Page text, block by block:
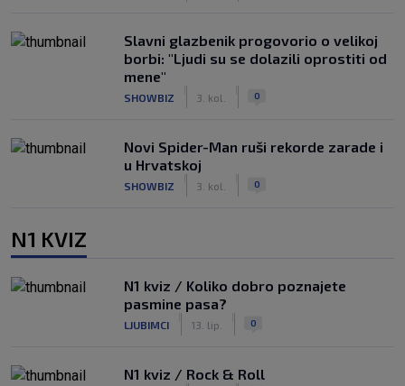
Slavni glazbenik progovorio o velikoj
borbi: "Ljudi su se dolazili oprostiti od
mene"
SHOWBIZ 3. kol. 0
Novi Spider-Man ruši rekorde zarade i
u Hrvatskoj
SHOWBIZ 3. kol. 0
N1 KVIZ
N1 kviz / Koliko dobro poznajete
pasmine pasa?
LJUBIMCI 13. lip. 0
N1 kviz / Rock & Roll